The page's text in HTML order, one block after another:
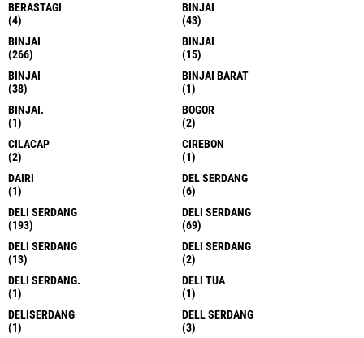
BERASTAGI
(4)
BINJAI
(43)
BINJAI
(266)
BINJAI
(15)
BINJAI
(38)
BINJAI BARAT
(1)
BINJAI.
(1)
BOGOR
(2)
CILACAP
(2)
CIREBON
(1)
DAIRI
(1)
DEL SERDANG
(6)
DELI SERDANG
(193)
DELI SERDANG
(69)
DELI SERDANG
(13)
DELI SERDANG
(2)
DELI SERDANG.
(1)
DELI TUA
(1)
DELISERDANG
(1)
DELL SERDANG
(3)